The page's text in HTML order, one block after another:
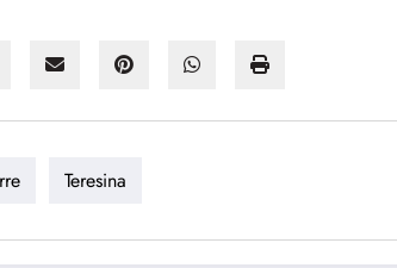
Teresina